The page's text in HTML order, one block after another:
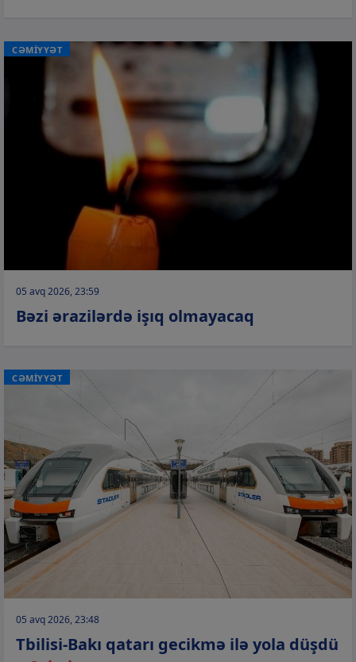
CƏMİYYƏT
05 avq 2026, 23:59
Bəzi ərazilərdə işıq olmayacaq
CƏMİYYƏT
05 avq 2026, 23:48
Tbilisi-Bakı qatarı gecikmə ilə yola düşdü